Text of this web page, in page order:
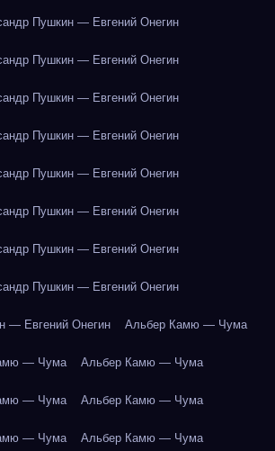
Пушкин — Евгений Онегин
Пушкин — Евгений Онегин
Пушкин — Евгений Онегин
Пушкин — Евгений Онегин
Пушкин — Евгений Онегин
Пушкин — Евгений Онегин
Пушкин — Евгений Онегин
Пушкин — Евгений Онегин
— Евгений Онегин Альбер Камю — Чума
— Чума Альбер Камю — Чума
— Чума Альбер Камю — Чума
— Чума Альбер Камю — Чума